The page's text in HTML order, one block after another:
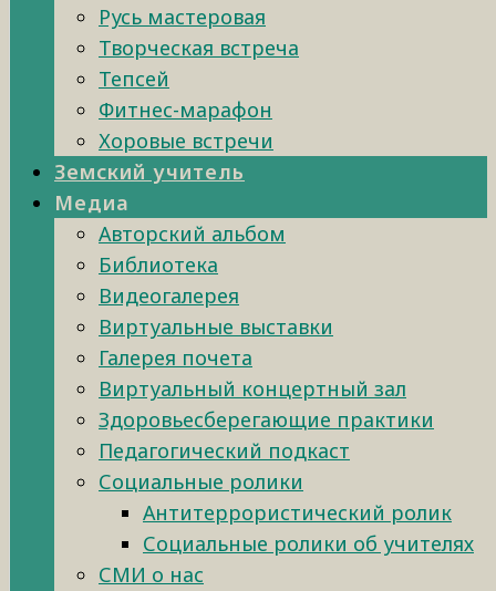
Русь мастеровая
Творческая встреча
Тепсей
Фитнес-марафон
Хоровые встречи
Земский учитель
Медиа
Авторский альбом
Библиотека
Видеогалерея
Виртуальные выставки
Галерея почета
Виртуальный концертный зал
Здоровьесберегающие практики
Педагогический подкаст
Социальные ролики
Антитеррористический ролик
Социальные ролики об учителях
СМИ о нас